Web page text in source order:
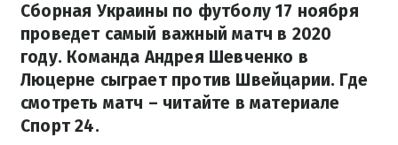
Сборная Украины по футболу 17 ноября
проведет самый важный матч в 2020
году. Команда Андрея Шевченко в
Люцерне сыграет против Швейцарии. Где
смотреть матч – читайте в материале
Спорт 24.